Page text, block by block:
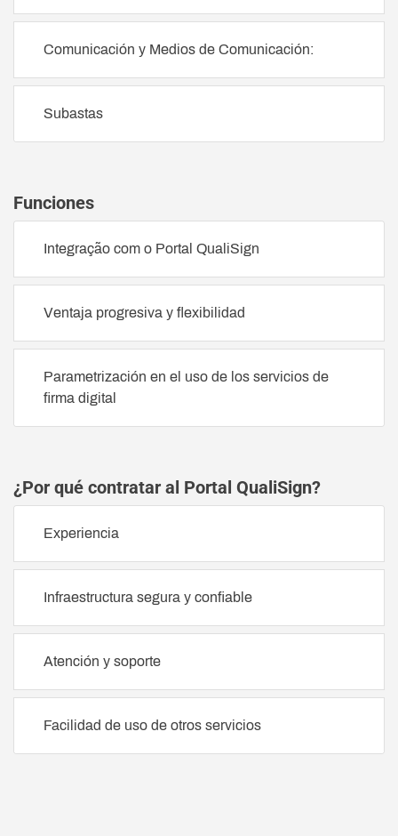
Comunicación y Medios de Comunicación:
Subastas
Funciones
Integração com o Portal QualiSign
Ventaja progresiva y flexibilidad
Parametrización en el uso de los servicios de
firma digital
¿Por qué contratar al Portal QualiSign?
Experiencia
Infraestructura segura y confiable
Atención y soporte
Facilidad de uso de otros servicios